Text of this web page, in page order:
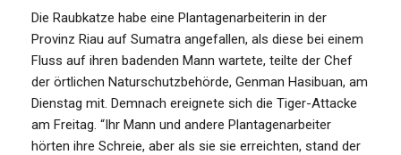
Die Raubkatze habe eine Plantagenarbeiterin in der
Provinz Riau auf Sumatra angefallen, als diese bei einem
Fluss auf ihren badenden Mann wartete, teilte der Chef
der örtlichen Naturschutzbehörde, Genman Hasibuan, am
Dienstag mit. Demnach ereignete sich die Tiger-Attacke
am Freitag. “Ihr Mann und andere Plantagenarbeiter
hörten ihre Schreie, aber als sie sie erreichten, stand der